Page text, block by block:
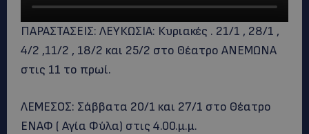
ΠΑΡΑΣΤΑΣΕΙΣ: ΛΕΥΚΩΣΙΑ: Κυριακές . 21/1 , 28/1 ,
4/2 ,11/2 , 18/2 και 25/2 στο Θέατρο ΑΝΕΜΩΝΑ
στις 11 το πρωί.
ΛΕΜΕΣΟΣ: Σάββατα 20/1 και 27/1 στο Θέατρο
ΕΝΑΦ ( Αγία Φύλα) στις 4.00.μ.μ.